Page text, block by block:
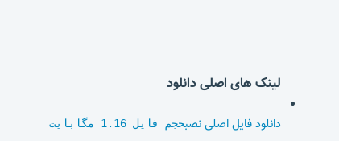
لینک های اصلی دانلود
دانلود فایل اصلی نصبحجم فایل 1.16 مگابایت